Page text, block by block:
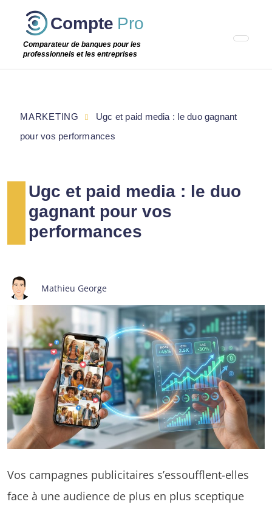
Passer
étape
Compte Pro
Comparateur de banques pour les
professionnels et les entreprises
Ugc et paid media : le duo
gagnant pour vos
performances
Mathieu George
Vos campagnes publicitaires s’essoufflent-elles
face à une audience de plus en plus sceptique
MARKETING
Ugc et paid media : le duo gagnant
pour vos performances